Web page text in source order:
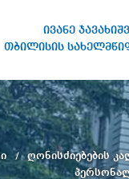
ივანე
თბილისის
ღონისძიებების